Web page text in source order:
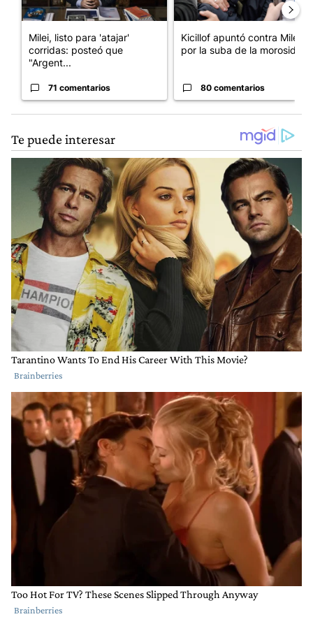
Milei, listo para 'atajar'
corridas: posteó que
"Argent...
71 comentarios
Kicillof apuntó contra Milei
por la suba de la morosida...
80 comentarios